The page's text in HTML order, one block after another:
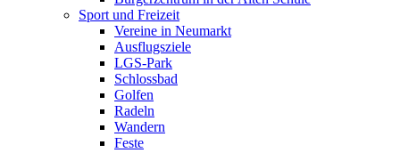
Sport und Freizeit
Vereine in Neumarkt
Ausflugsziele
LGS-Park
Schlossbad
Golfen
Radeln
Wandern
Feste